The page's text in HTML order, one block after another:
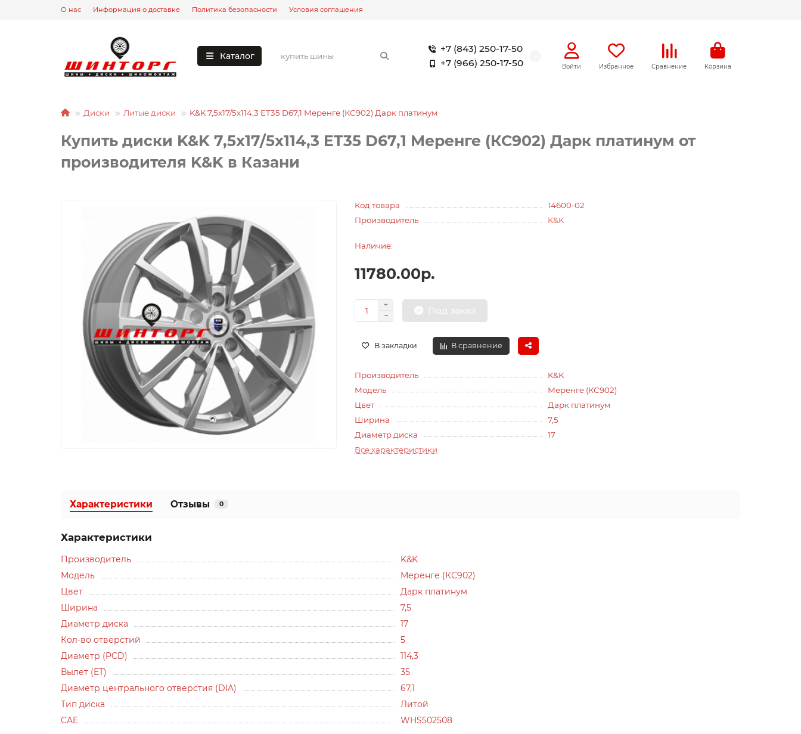
О нас Информация о доставке Политика безопасности Условия соглашения
Каталог
+7 (843) 250-17-50
+7 (966) 250-17-50
Войти Избранное Сравнение Корзина
Диски Литые диски K&K 7,5x17/5x114,3 ET35 D67,1 Меренге (КС902) Дарк платинум
Купить диски K&K 7,5x17/5x114,3 ET35 D67,1 Меренге (КС902) Дарк платинум от
производителя K&K в Казани
Код товара
14600-02
Производитель
K&K
11780.00р.
В закладки В сравнение
Производитель
K&K
Модель
Меренге (КС902)
Цвет
Дарк платинум
Ширина
7,5
Диаметр диска
17
Все характеристики
Характеристики Отзывы 0
Характеристики
Производитель
K&K
Модель
Меренге (КС902)
Цвет
Дарк платинум
Ширина
7,5
Диаметр диска
17
Кол-во отверстий
5
Диаметр (PCD)
114,3
Вылет (ET)
35
Диаметр центрального отверстия (DIA)
67,1
Тип диска
Литой
CAE
WHS502508